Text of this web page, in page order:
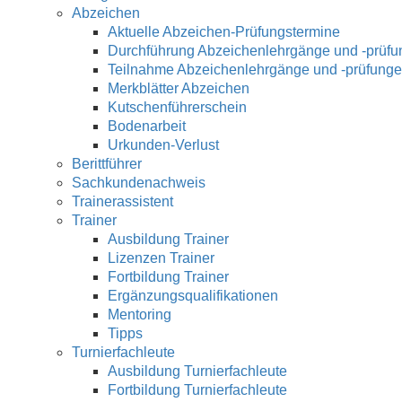
Abzeichen
Aktuelle Abzeichen-Prüfungstermine
Durchführung Abzeichenlehrgänge und -
Teilnahme Abzeichenlehrgänge und -
Merkblätter Abzeichen
Kutschenführerschein
Bodenarbeit
Urkunden-Verlust
Berittführer
Sachkundenachweis
Trainerassistent
Trainer
Ausbildung Trainer
Lizenzen Trainer
Fortbildung Trainer
Ergänzungsqualifikationen
Mentoring
Tipps
Turnierfachleute
Ausbildung Turnierfachleute
Fortbildung Turnierfachleute